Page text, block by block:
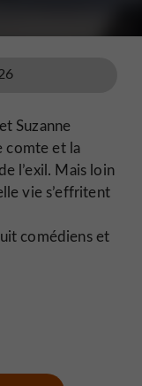
Suzanne
comte et la
l’exil. Mais loin
vie s’effritent
comédiens et